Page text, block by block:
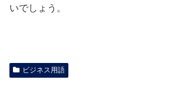
いでしょう。
ビジネス用語